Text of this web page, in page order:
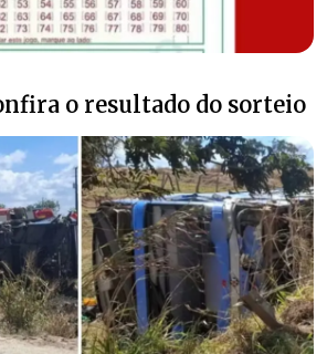
o resultado do sorteio